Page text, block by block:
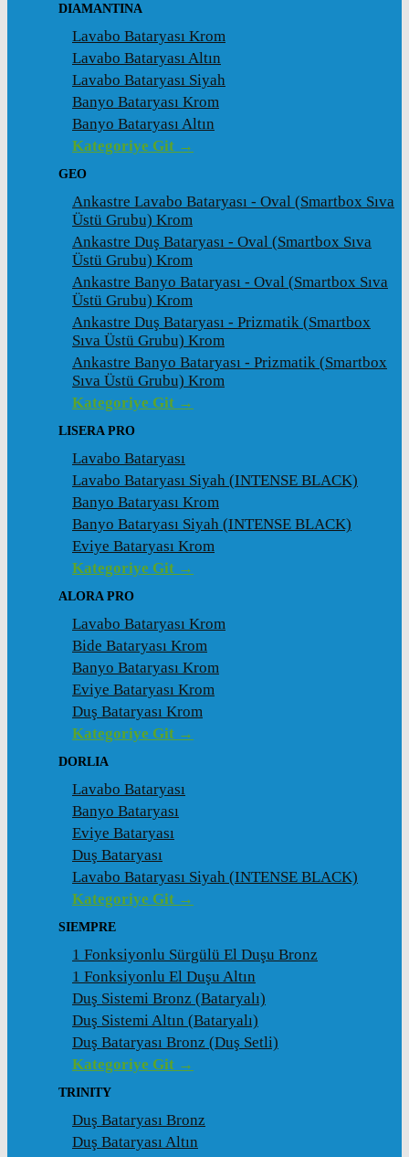
DIAMANTINA
Lavabo Bataryası Krom
Lavabo Bataryası Altın
Lavabo Bataryası Siyah
Banyo Bataryası Krom
Banyo Bataryası Altın
Kategoriye Git →
GEO
Ankastre Lavabo Bataryası - Oval (Smartbox Sıva
Üstü Grubu) Krom
Ankastre Duş Bataryası - Oval (Smartbox Sıva
Üstü Grubu) Krom
Ankastre Banyo Bataryası - Oval (Smartbox Sıva
Üstü Grubu) Krom
Ankastre Duş Bataryası - Prizmatik (Smartbox
Sıva Üstü Grubu) Krom
Ankastre Banyo Bataryası - Prizmatik (Smartbox
Sıva Üstü Grubu) Krom
Kategoriye Git →
LISERA PRO
Lavabo Bataryası
Lavabo Bataryası Siyah (INTENSE BLACK)
Banyo Bataryası Krom
Banyo Bataryası Siyah (INTENSE BLACK)
Eviye Bataryası Krom
Kategoriye Git →
ALORA PRO
Lavabo Bataryası Krom
Bide Bataryası Krom
Banyo Bataryası Krom
Eviye Bataryası Krom
Duş Bataryası Krom
Kategoriye Git →
DORLIA
Lavabo Bataryası
Banyo Bataryası
Eviye Bataryası
Duş Bataryası
Lavabo Bataryası Siyah (INTENSE BLACK)
Kategoriye Git →
SIEMPRE
1 Fonksiyonlu Sürgülü El Duşu Bronz
1 Fonksiyonlu El Duşu Altın
Duş Sistemi Bronz (Bataryalı)
Duş Sistemi Altın (Bataryalı)
Duş Bataryası Bronz (Duş Setli)
Kategoriye Git →
TRINITY
Duş Bataryası Bronz
Duş Bataryası Altın